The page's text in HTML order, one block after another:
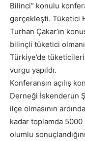
Bilinci” konulu
gerçekleşti. Tüketici
Turhan Çakar’ın
bilinçli tüketici
Türkiye’de
vurgu yapıldı.
Konferansın açılış
Derneği İskenderun
ilçe olmasının
kadar toplamda 5000
olumlu